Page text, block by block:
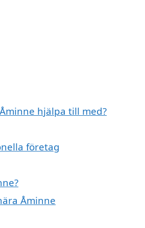
hjälpa till med?
företag
Åminne